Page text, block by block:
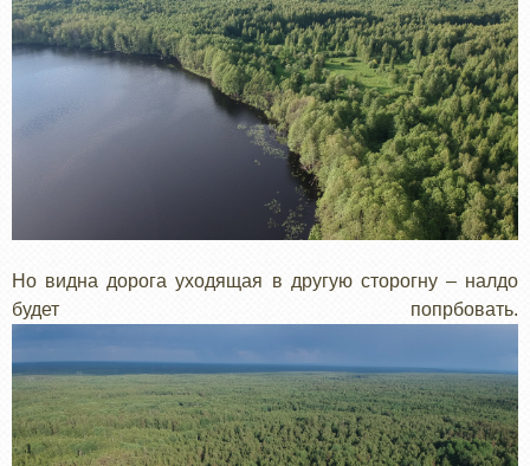
Но видна дорога уходящая в другую сторогну – налдо
будет попрбовать.